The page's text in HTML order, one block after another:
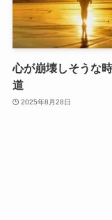
心が崩壊しそうな
道
2025年8月28日